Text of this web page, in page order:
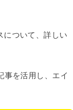
について、詳しい
事を活用し、エイ